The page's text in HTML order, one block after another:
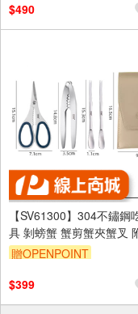
$490
【SV61300】304不鏽鋼
具 剝螃蟹 蟹剪蟹夾蟹叉
袋 家用吃大閘蟹工具 厨房
贈OPENPOINT
$399